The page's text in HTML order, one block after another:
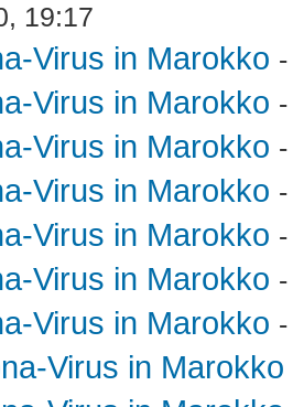
19:17
Virus in Marokko
Virus in Marokko
Virus in Marokko
Virus in Marokko
Virus in Marokko
Virus in Marokko
Virus in Marokko
Virus in Marokko